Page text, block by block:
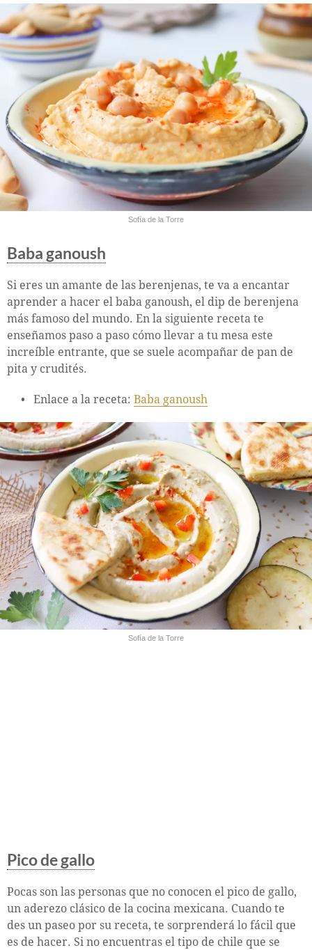
Sofía de la Torre
Baba ganoush
Si eres un amante de las berenjenas, te va a encantar
aprender a hacer el baba ganoush, el dip de berenjena
más famoso del mundo. En la siguiente receta te
enseñamos paso a paso cómo llevar a tu mesa este
increíble entrante, que se suele acompañar de pan de
pita y crudités.
Enlace a la receta: Baba ganoush
Sofía de la Torre
Pico de gallo
Pocas son las personas que no conocen el pico de gallo,
un aderezo clásico de la cocina mexicana. Cuando te
des un paseo por su receta, te sorprenderá lo fácil que
es de hacer. Si no encuentras el tipo de chile que se